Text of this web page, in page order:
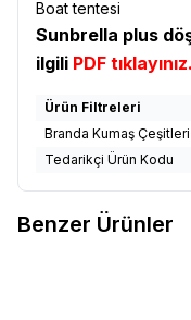
Boat tentesi
Sunbrella plus
ilgili PDF tıklayınız.
Ürün Filtreleri
Branda Kumaş Çeşitleri
Tedarikçi Ürün Kodu
Benzer Ürünler